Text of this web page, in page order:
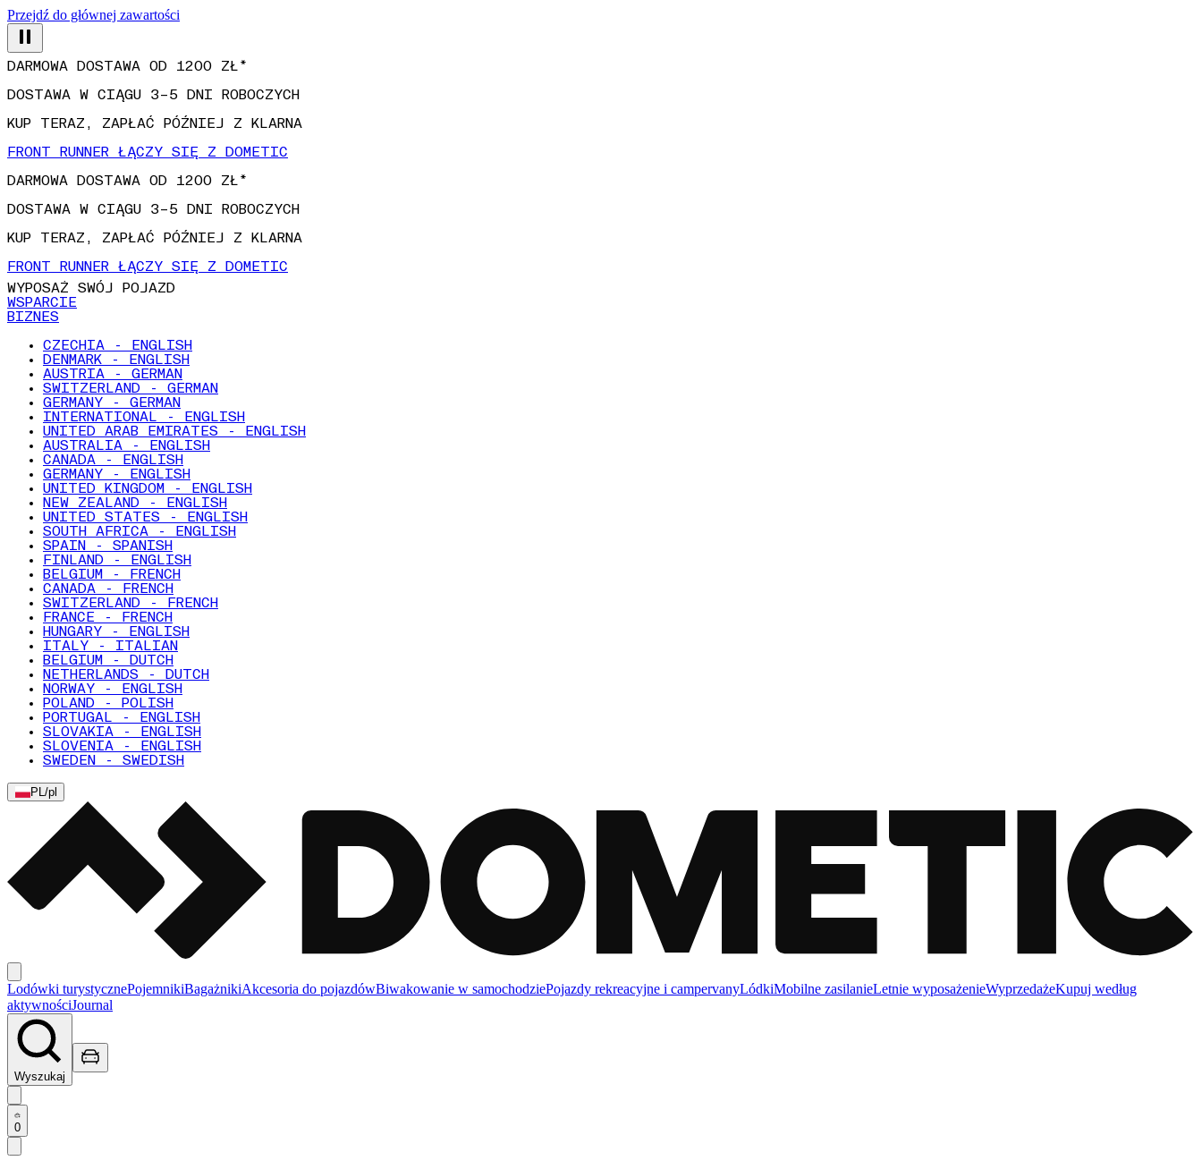
Przejdź do głównej zawartości
DARMOWA DOSTAWA OD 1200 ZŁ*
DOSTAWA W CIĄGU 3–5 DNI ROBOCZYCH
KUP TERAZ, ZAPŁAĆ PÓŹNIEJ Z KLARNA
FRONT RUNNER ŁĄCZY SIĘ Z DOMETIC
DARMOWA DOSTAWA OD 1200 ZŁ*
DOSTAWA W CIĄGU 3–5 DNI ROBOCZYCH
KUP TERAZ, ZAPŁAĆ PÓŹNIEJ Z KLARNA
FRONT RUNNER ŁĄCZY SIĘ Z DOMETIC
WYPOSAŻ SWÓJ POJAZD
WSPARCIE
BIZNES
CZECHIA - ENGLISH
DENMARK - ENGLISH
AUSTRIA - GERMAN
SWITZERLAND - GERMAN
GERMANY - GERMAN
INTERNATIONAL - ENGLISH
UNITED ARAB EMIRATES - ENGLISH
AUSTRALIA - ENGLISH
CANADA - ENGLISH
GERMANY - ENGLISH
UNITED KINGDOM - ENGLISH
NEW ZEALAND - ENGLISH
UNITED STATES - ENGLISH
SOUTH AFRICA - ENGLISH
SPAIN - SPANISH
FINLAND - ENGLISH
BELGIUM - FRENCH
CANADA - FRENCH
SWITZERLAND - FRENCH
FRANCE - FRENCH
HUNGARY - ENGLISH
ITALY - ITALIAN
BELGIUM - DUTCH
NETHERLANDS - DUTCH
NORWAY - ENGLISH
POLAND - POLISH
PORTUGAL - ENGLISH
SLOVAKIA - ENGLISH
SLOVENIA - ENGLISH
SWEDEN - SWEDISH
PL/pl
Lodówki turystycznePojemnikiBagażnikiAkcesoria do pojazdówBiwakowanie w samochodziePojazdy rekreacyjne i campervanyLódkiMobilne zasilanieLetnie wyposażenieWyprzedażeKupuj według
aktywnościJournal
Wyszukaj
0